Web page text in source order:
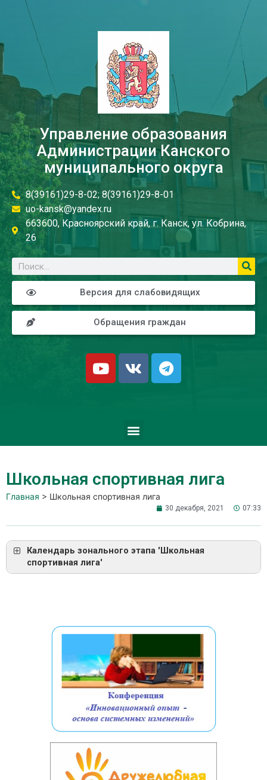
Управление образования
Администрации Канского
муниципального округа
8(39161)29-8-02; 8(39161)29-8-01
uo-kansk@yandex.ru
663600, Красноярский край, г. Канск, ул. Кобрина,
26
Версия для слабовидящих
Обращения граждан
Школьная спортивная лига
Главная > Школьная спортивная лига
30 декабря, 2021 07:33
Календарь зонального этапа 'Школьная
спортивная лига'